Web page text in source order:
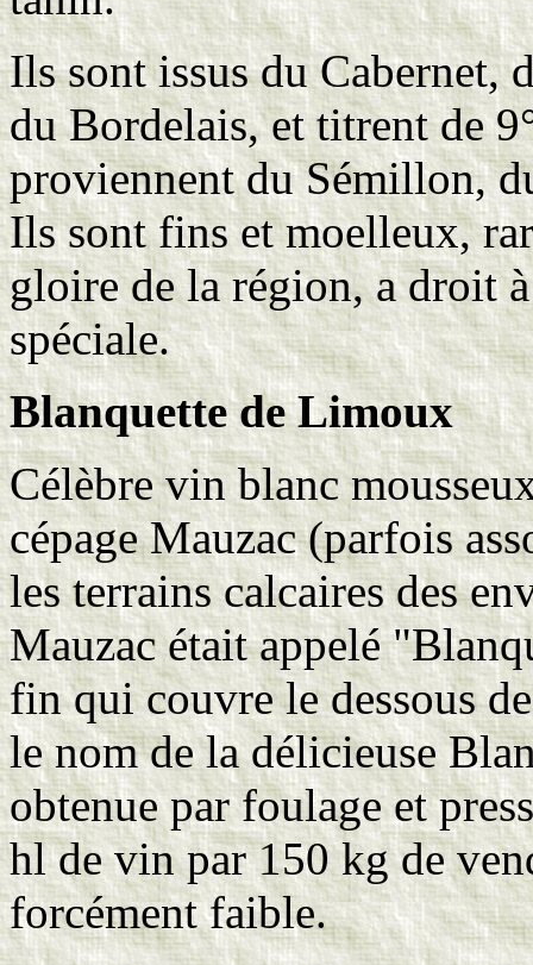
Ils sont issus du Cabernet,
du Bordelais, et titrent de
proviennent du Sémillon,
Ils sont fins et moelleux,
gloire de la région, a droit
spéciale.
Blanquette de Limoux
Célèbre vin blanc
cépage Mauzac (parfois
les terrains calcaires des
Mauzac était appelé
fin qui couvre le dessous
le nom de la délicieuse
obtenue par foulage et
hl de vin par 150 kg de
forcément faible.